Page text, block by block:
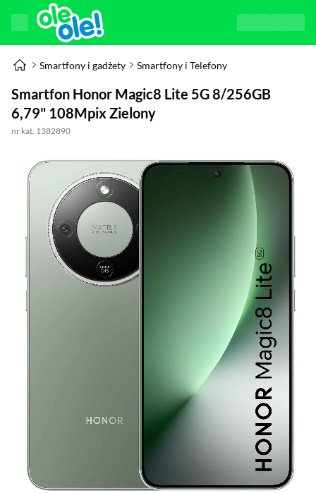
Smartfony i gadżety Smartfony i Telefony
Smartfon Honor Magic8 Lite 5G 8/256GB
6,79" 108Mpix Zielony
nr kat. 1382890